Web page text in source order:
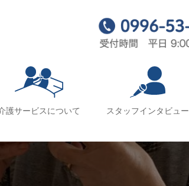
護サービスについて スタッフインタビュー